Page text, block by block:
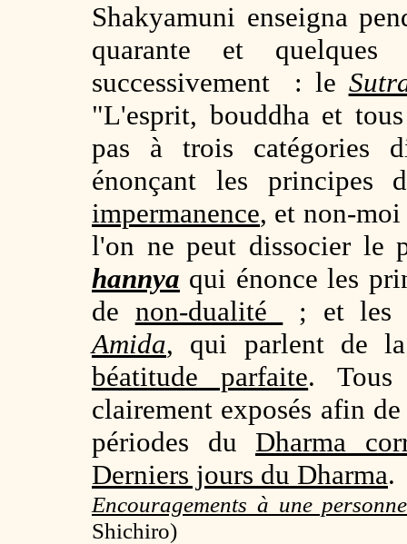
Shakyamuni enseigna
quarante et quelques
successivement : le
"L'esprit, bouddha et
pas à trois catégories
énonçant les principes
impermanence, et non-
l'on ne peut dissocier
hannya qui énonce les
de non-dualité
; et les
Amida, qui parlent de
béatitude parfaite. Tous
clairement exposés afin
périodes du Dharma
Derniers jours du Dharma.
Encouragements à une
Shichiro)